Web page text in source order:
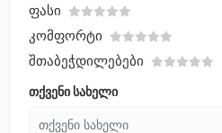
Ფასი
Კომფორტი
Შთაბეჭდილებები
თქვენი სახელი